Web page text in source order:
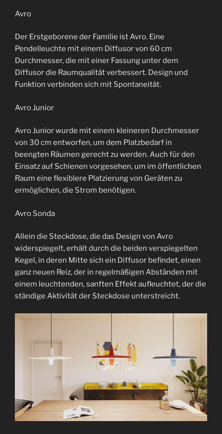
Avro
Der Erstgeborene der Familie ist Avro. Eine
Pendelleuchte mit einem Diffusor von 60 cm
Durchmesser, die mit einer Fassung unter dem
Diffusor die Raumqualität verbessert. Design und
Funktion verbinden sich mit Spontaneität.
Avro Junior
Avro Junior wurde mit einem kleineren Durchmesser
von 30 cm entworfen, um dem Platzbedarf in
beengten Räumen gerecht zu werden. Auch für den
Einsatz auf Schienen vorgesehen, um im öffentlichen
Raum eine flexiblere Platzierung von Geräten zu
ermöglichen, die Strom benötigen.
Avro Sonda
Allein die Steckdose, die das Design von Avro
widerspiegelt, erhält durch die beiden verspiegelten
Kegel, in deren Mitte sich ein Diffusor befindet, einen
ganz neuen Reiz, der in regelmäßigen Abständen mit
einem leuchtenden, sanften Effekt aufleuchtet, der die
ständige Aktivität der Steckdose unterstreicht.